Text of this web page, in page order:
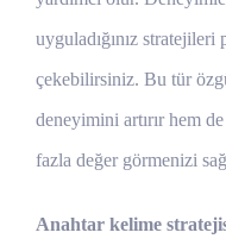
uyguladığınız
çekebilirsiniz. Bu tür
deneyimini artırır hem
fazla değer görmenizi
Anahtar kelime